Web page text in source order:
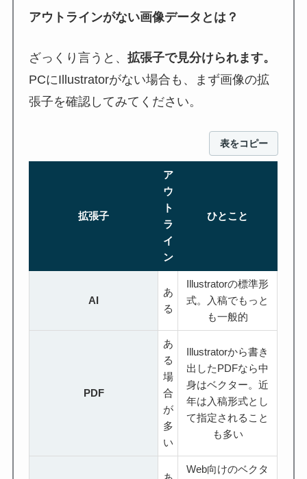
アウトラインがない画像データとは？
ざっくり言うと、拡張子で見分けられます。
PCにIllustratorがない場合も、まず画像の拡
張子を確認してみてください。
表をコピー
拡張子
ア
ウ
ト
ラ
イ
ン
ひとこと
AI
あ
る
Illustratorの標準形
式。入稿でもっと
も一般的
PDF
あ
る
場
合
が
多
い
Illustratorから書き
出したPDFなら中
身はベクター。近
年は入稿形式とし
て指定されること
も多い
Web向けのベクタ